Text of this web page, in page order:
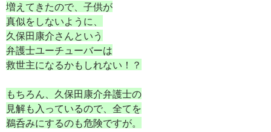
増えてきたので、子供が
真似をしないように、
久保田康介さんという
弁護士ユーチューバーは
救世主になるかもしれない！？
もちろん、久保田康介弁護士の
見解も入っているので、全てを
鵜呑みにするのも危険ですが。